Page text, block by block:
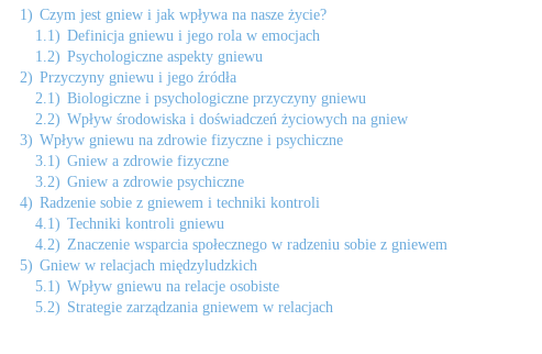
1) Czym jest gniew i jak wpływa na nasze życie?
1.1) Definicja gniewu i jego rola w emocjach
1.2) Psychologiczne aspekty gniewu
2) Przyczyny gniewu i jego źródła
2.1) Biologiczne i psychologiczne przyczyny gniewu
2.2) Wpływ środowiska i doświadczeń życiowych na gniew
3) Wpływ gniewu na zdrowie fizyczne i psychiczne
3.1) Gniew a zdrowie fizyczne
3.2) Gniew a zdrowie psychiczne
4) Radzenie sobie z gniewem i techniki kontroli
4.1) Techniki kontroli gniewu
4.2) Znaczenie wsparcia społecznego w radzeniu sobie z gniewem
5) Gniew w relacjach międzyludzkich
5.1) Wpływ gniewu na relacje osobiste
5.2) Strategie zarządzania gniewem w relacjach